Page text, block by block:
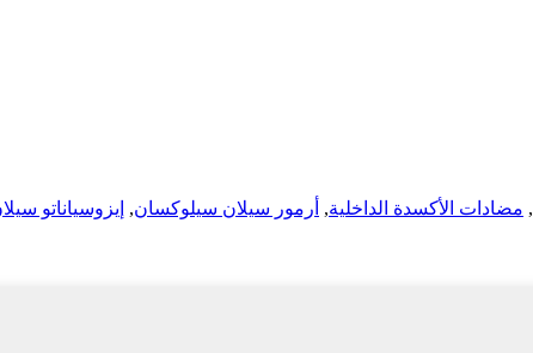
, مضادات الأكسدة الداخلية, أرمور سيلان سيلوكسان, إيزوسياناتو